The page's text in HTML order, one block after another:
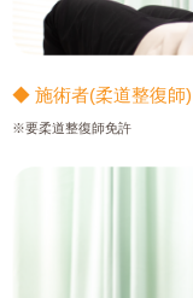
◆ 施術者(柔道整復師)
※要柔道整復師免許